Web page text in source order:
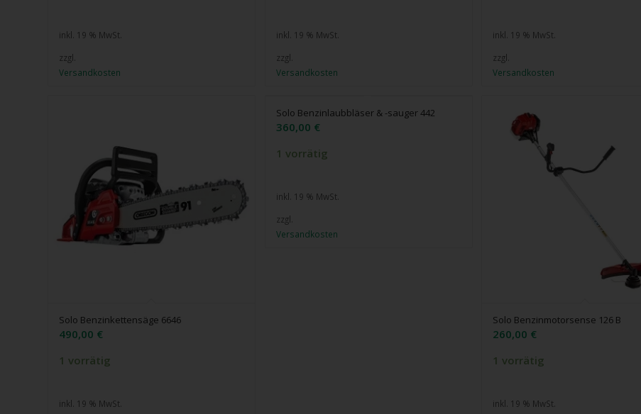
inkl. 19 % MwSt.
zzgl.
Versandkosten
inkl. 19 % MwSt.
zzgl.
Versandkosten
inkl. 19 % MwSt.
zzgl.
Versandkosten
Solo Benzinkettensäge 6646
490,00 €
1 vorrätig
inkl. 19 % MwSt.
Solo Benzinlaubbläser & -sauger 442
360,00 €
1 vorrätig
inkl. 19 % MwSt.
zzgl.
Versandkosten
Solo Benzinmotorsense 126 B
260,00 €
1 vorrätig
inkl. 19 % MwSt.